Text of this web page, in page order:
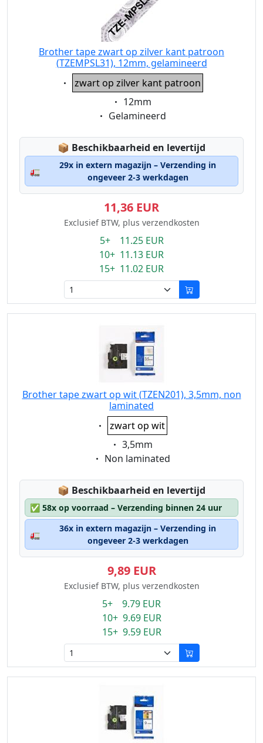
Brother tape zwart op zilver kant patroon
(TZEMPSL31), 12mm, gelamineerd
Eigenschaft:
zwart op zilver kant patroon
Eigenschaft:
12mm
Eigenschaft:
Gelamineerd
📦 Lagerstatus:
Beschikbaarheid en levertijd
🚛
29x in extern magazijn – Verzending in
ongeveer 2-3 werkdagen
11,36 EUR
Exclusief BTW, plus verzendkosten
5+ 11.25 EUR
10+ 11.13 EUR
15+ 11.02 EUR
Brother tape zwart op wit (TZEN201), 3,5mm, non
laminated
Eigenschaft:
zwart op wit
Eigenschaft:
3,5mm
Eigenschaft:
Non laminated
📦 Lagerstatus:
Beschikbaarheid en levertijd
✅ 58x op voorraad – Verzending binnen 24 uur
🚛
36x in extern magazijn – Verzending in
ongeveer 2-3 werkdagen
9,89 EUR
Exclusief BTW, plus verzendkosten
5+ 9.79 EUR
10+ 9.69 EUR
15+ 9.59 EUR